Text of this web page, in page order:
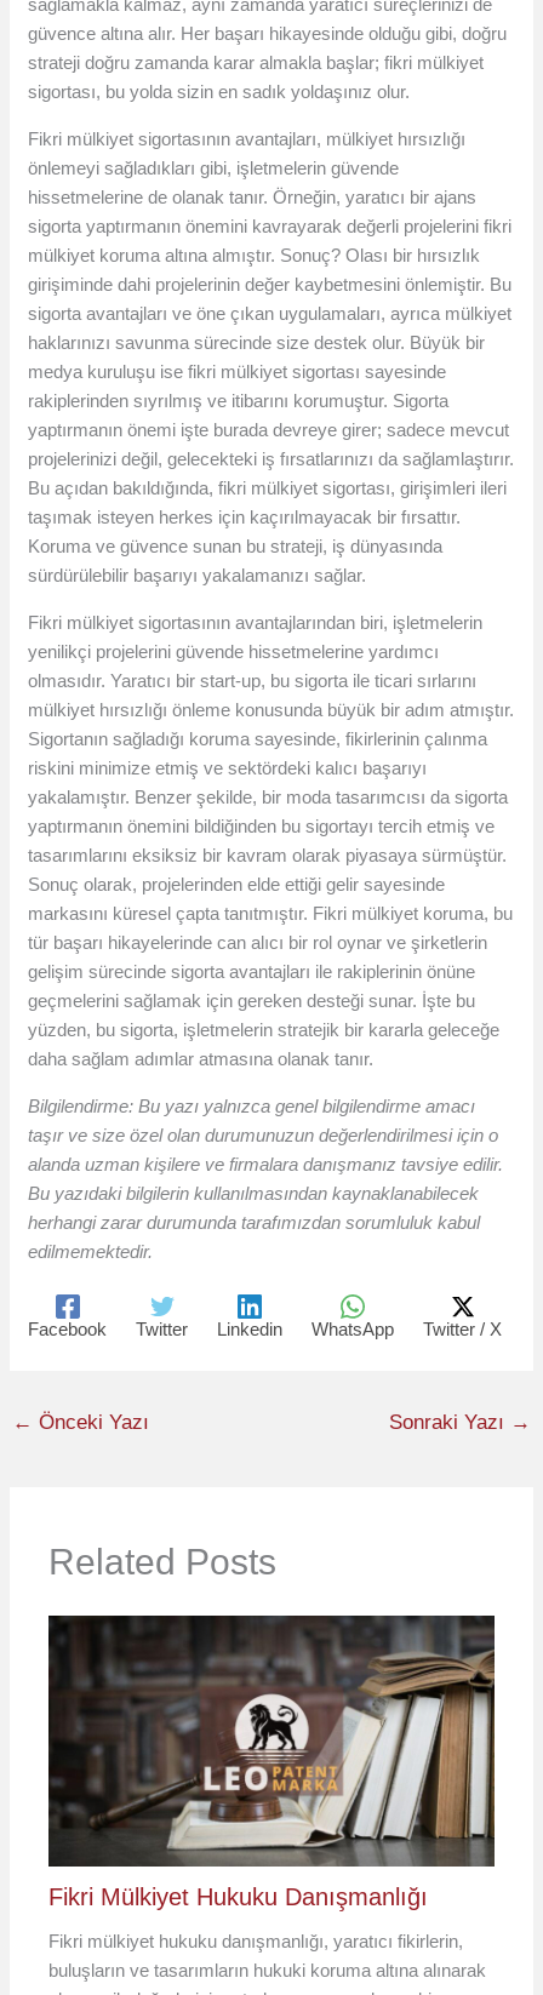
sağlamakla kalmaz, aynı zamanda yaratıcı süreçlerinizi de
güvence altına alır. Her başarı hikayesinde olduğu gibi, doğru
strateji doğru zamanda karar almakla başlar; fikri mülkiyet
sigortası, bu yolda sizin en sadık yoldaşınız olur.
Fikri mülkiyet sigortasının avantajları, mülkiyet hırsızlığı
önlemeyi sağladıkları gibi, işletmelerin güvende
hissetmelerine de olanak tanır. Örneğin, yaratıcı bir ajans
sigorta yaptırmanın önemini kavrayarak değerli projelerini fikri
mülkiyet koruma altına almıştır. Sonuç? Olası bir hırsızlık
girişiminde dahi projelerinin değer kaybetmesini önlemiştir. Bu
sigorta avantajları ve öne çıkan uygulamaları, ayrıca mülkiyet
haklarınızı savunma sürecinde size destek olur. Büyük bir
medya kuruluşu ise fikri mülkiyet sigortası sayesinde
rakiplerinden sıyrılmış ve itibarını korumuştur. Sigorta
yaptırmanın önemi işte burada devreye girer; sadece mevcut
projelerinizi değil, gelecekteki iş fırsatlarınızı da sağlamlaştırır.
Bu açıdan bakıldığında, fikri mülkiyet sigortası, girişimleri ileri
taşımak isteyen herkes için kaçırılmayacak bir fırsattır.
Koruma ve güvence sunan bu strateji, iş dünyasında
sürdürülebilir başarıyı yakalamanızı sağlar.
Fikri mülkiyet sigortasının avantajlarından biri, işletmelerin
yenilikçi projelerini güvende hissetmelerine yardımcı
olmasıdır. Yaratıcı bir start-up, bu sigorta ile ticari sırlarını
mülkiyet hırsızlığı önleme konusunda büyük bir adım atmıştır.
Sigortanın sağladığı koruma sayesinde, fikirlerinin çalınma
riskini minimize etmiş ve sektördeki kalıcı başarıyı
yakalamıştır. Benzer şekilde, bir moda tasarımcısı da sigorta
yaptırmanın önemini bildiğinden bu sigortayı tercih etmiş ve
tasarımlarını eksiksiz bir kavram olarak piyasaya sürmüştür.
Sonuç olarak, projelerinden elde ettiği gelir sayesinde
markasını küresel çapta tanıtmıştır. Fikri mülkiyet koruma, bu
tür başarı hikayelerinde can alıcı bir rol oynar ve şirketlerin
gelişim sürecinde sigorta avantajları ile rakiplerinin önüne
geçmelerini sağlamak için gereken desteği sunar. İşte bu
yüzden, bu sigorta, işletmelerin stratejik bir kararla geleceğe
daha sağlam adımlar atmasına olanak tanır.
Bilgilendirme: Bu yazı yalnızca genel bilgilendirme amacı
taşır ve size özel olan durumunuzun değerlendirilmesi için o
alanda uzman kişilere ve firmalara danışmanız tavsiye edilir.
Bu yazıdaki bilgilerin kullanılmasından kaynaklanabilecek
herhangi zarar durumunda tarafımızdan sorumluluk kabul
edilmemektedir.
Facebook Twitter Linkedin WhatsApp Twitter / X
← Önceki Yazı Sonraki Yazı →
Related Posts
Fikri Mülkiyet Hukuku Danışmanlığı
Fikri mülkiyet hukuku danışmanlığı, yaratıcı fikirlerin,
buluşların ve tasarımların hukuki koruma altına alınarak